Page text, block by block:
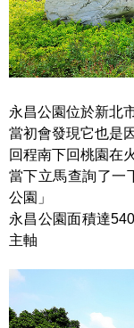
永昌公園位於新北
當初會發現它也是
回程南下回桃園在
當下立馬查詢了一
公園」
永昌公園面積達
主軸